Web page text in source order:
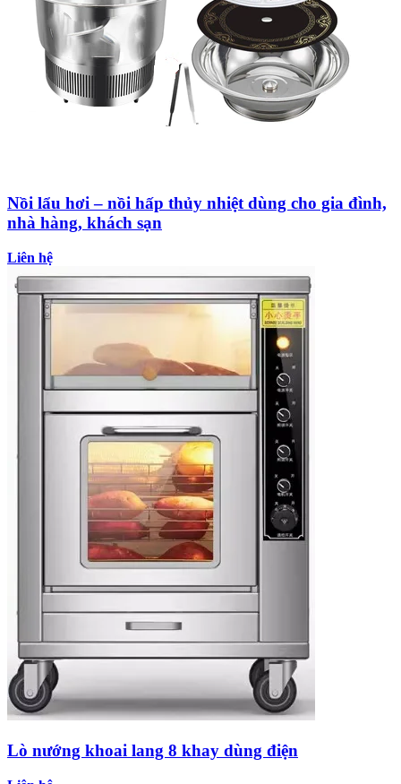
Nồi lẩu hơi – nồi hấp thủy nhiệt dùng cho gia đình,
nhà hàng, khách sạn
Liên hệ
Lò nướng khoai lang 8 khay dùng điện